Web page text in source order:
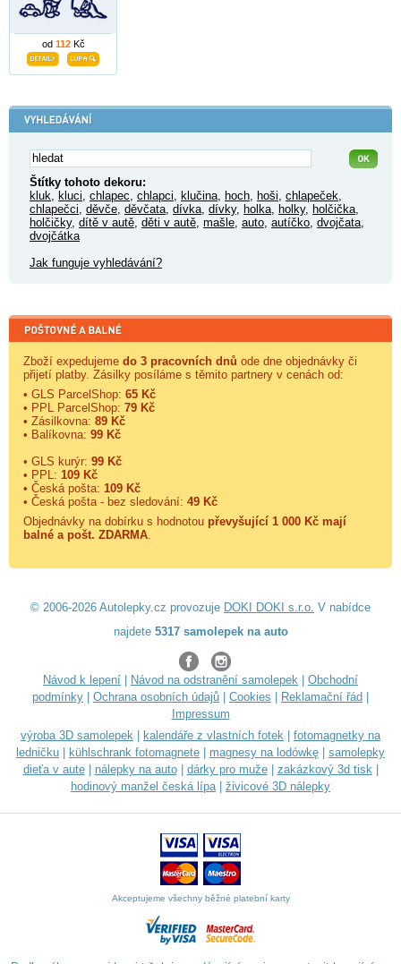
od 112Kč
Štítky tohoto dekoru:
kluk
kluci chlapec chlapci klučina hoch hoši chlapeček
chlapečci děvče děvčata dívka dívky, holka holky, holčička
holčičky, dítě v autě děti v autě mašle auto autíčko dvojčata
dvojčátka
Jak funguje vyhledávání?
Zboží expedujeme do 3 pracovních dnů ode dne objednávky či
přijetí platby. Zásilky posíláme s těmito partnery v cenách od:
• GLS ParcelShop: 65 Kč
• PPL ParcelShop: 79 Kč
• Zásilkovna: 89 Kč
• Balíkovna: 99 Kč
• GLS kurýr: 99 Kč
• PPL: 109 Kč
• Česká pošta: 109 Kč
• Česká pošta - bez sledování: 49 Kč
Objednávky na dobírku s hodnotou převyšující 1 000 Kč mají
balné a pošt. ZDARMA
© 2006-2026 Autolepky.cz provozuje DOKI DOKI s.r.o. V nabídce
najdete 5317 samolepek na auto
Návod k lepení Návod na odstranění samolepek
Obchodní
podmínky
Ochrana osobních údajů Cookies Reklamační řád
Impressum
výroba 3D samolepek
kalendáře z vlastních fotek
fotomagnetky na
ledničku
kühlschrank fotomagnete magnesy na lodówkę
samolepky
dieťa v aute| nálepky na auto| dárky pro muže| zakázkový 3d tisk|
hodinový manžel česká lípa| živicové 3D nálepky
Akceptujeme všechny běžné platební karty